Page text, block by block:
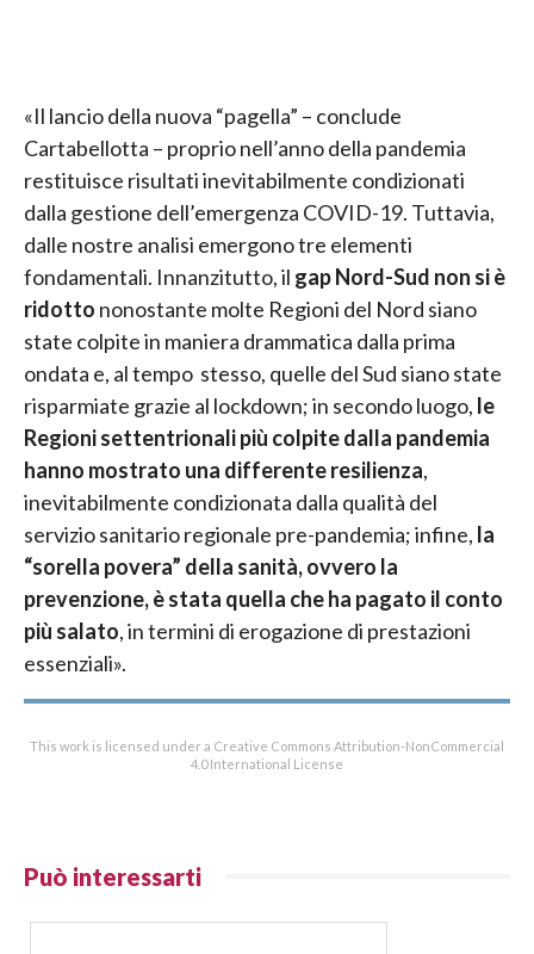
«Il lancio della nuova “pagella” – conclude
Cartabellotta – proprio nell’anno della pandemia
restituisce risultati inevitabilmente condizionati
dalla gestione dell’emergenza COVID-19. Tuttavia,
dalle nostre analisi emergono tre elementi
fondamentali. Innanzitutto, il gap Nord-Sud non si è
ridotto nonostante molte Regioni del Nord siano
state colpite in maniera drammatica dalla prima
ondata e, al tempo stesso, quelle del Sud siano state
risparmiate grazie al lockdown; in secondo luogo, le
Regioni settentrionali più colpite dalla pandemia
hanno mostrato una differente resilienza,
inevitabilmente condizionata dalla qualità del
servizio sanitario regionale pre-pandemia; infine, la
“sorella povera” della sanità, ovvero la
prevenzione, è stata quella che ha pagato il conto
più salato, in termini di erogazione di prestazioni
essenziali».
This work is licensed under a Creative Commons Attribution-NonCommercial
4.0 International License
Può interessarti